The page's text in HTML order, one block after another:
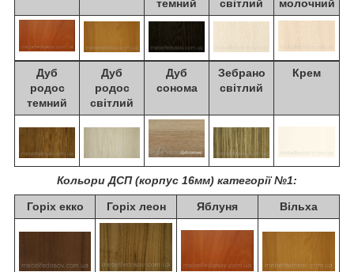
темний
світлий
молочний
Дуб
родос
темний
Дуб
родос
світлий
Дуб
сонома
Зебрано
світлий
Крем
Кольори ДСП (корпус 16мм) категорії №1:
Горіх екко Горіх леон Яблуня Вільха